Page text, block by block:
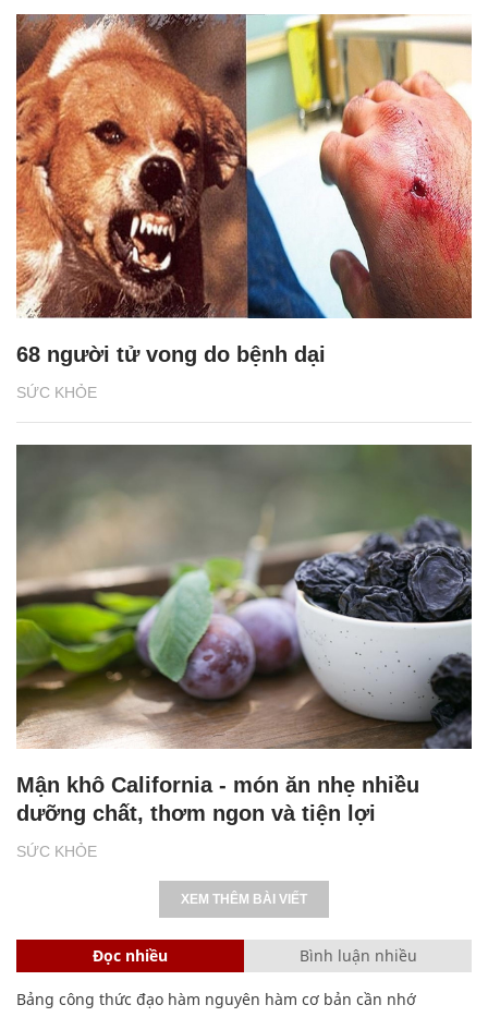
SỨC KHỎE
68 người tử vong do bệnh dại
SỨC KHỎE
Mận khô California - món ăn nhẹ nhiều
dưỡng chất, thơm ngon và tiện lợi
XEM THÊM BÀI VIẾT
Đọc nhiều Bình luận nhiều
Bảng công thức đạo hàm nguyên hàm cơ bản cần nhớ